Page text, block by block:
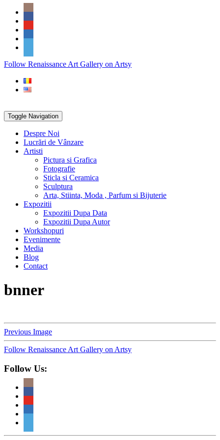
Skip
content
Social
Icons
PARTENER
Follow Renaissance Art Gallery on Artsy
Toggle Navigation
Despre Noi
Lucrări de Vânzare
Artisti
Pictura si Grafica
Fotografie
Sticla si Ceramica
Sculptura
Arta, Stiinta, Moda , Parfum si Bijuterie
Expozitii
Expozitii Dupa Data
Expozitii Dupa Autor
Workshopuri
Evenimente
Media
Blog
Contact
bnner
Previous Image
Follow Renaissance Art Gallery on Artsy
Follow Us: